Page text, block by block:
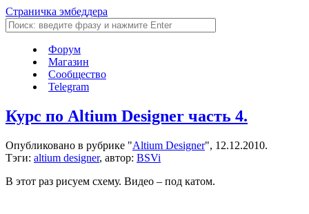
Страничка эмбеддера
Форум
Магазин
Сообщество
Telegram
Курс по Altium Designer часть 4.
Опубликовано в рубрике "Altium Designer", 12.12.2010.
Тэги: altium designer, автор: BSVi
В этот раз рисуем схему. Видео – под катом.